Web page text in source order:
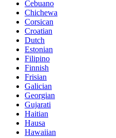
Cebuano
Chichewa
Corsican
Croatian
Dutch
Estonian
Filipino
Finnish
Frisian
Galician
Georgian
Gujarati
Haitian
Hausa
Hawaiian